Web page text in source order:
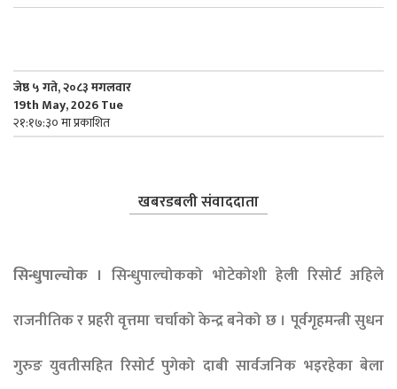
जेष्ठ ५ गते, २०८३ मगलवार
19th May, 2026 Tue
२१:१७:३० मा प्रकाशित
खबरडबली संवाददाता
सिन्धुपाल्चाेक । सिन्धुपाल्चोकको भोटेकोशी हेली रिसोर्ट अहिले
राजनीतिक र प्रहरी वृत्तमा चर्चाको केन्द्र बनेको छ । पूर्वगृहमन्त्री सुधन
गुरुङ युवतीसहित रिसोर्ट पुगेको दाबी सार्वजनिक भइरहेका बेला